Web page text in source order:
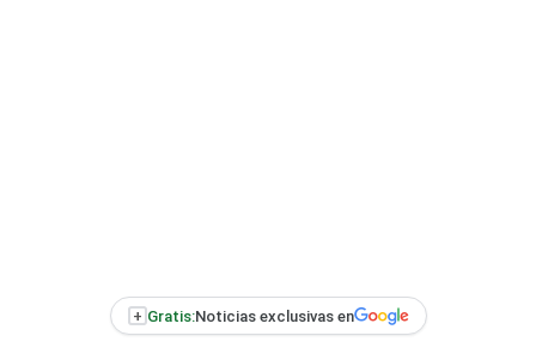
+ Gratis:Noticias exclusivas en